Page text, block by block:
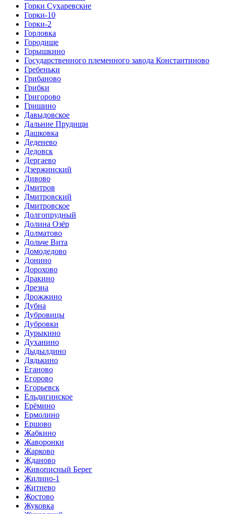
Горки Сухаревские
Горки-10
Горки-2
Горловка
Городище
Горышкино
Государственного племенного завода Константиново
Гребеньки
Грибаново
Грибки
Григорово
Гришино
Давыдовское
Дальние Прудищи
Дашковка
Деденево
Дедовск
Дергаево
Дзержинский
Дивово
Дмитров
Дмитровский
Дмитровское
Долгопрудный
Долина Озёр
Долматово
Дольче Вита
Домодедово
Донино
Дорохово
Дракино
Дрезна
Дрожжино
Дубна
Дубровицы
Дубровки
Дурыкино
Духанино
Дыдылдино
Дядькино
Еганово
Егорово
Егорьевск
Ельдигинское
Ерёмино
Ермолино
Ершово
Жабкино
Жаворонки
Жарково
Жданово
Живописный Берег
Жилино-1
Житнево
Жостово
Жуковка